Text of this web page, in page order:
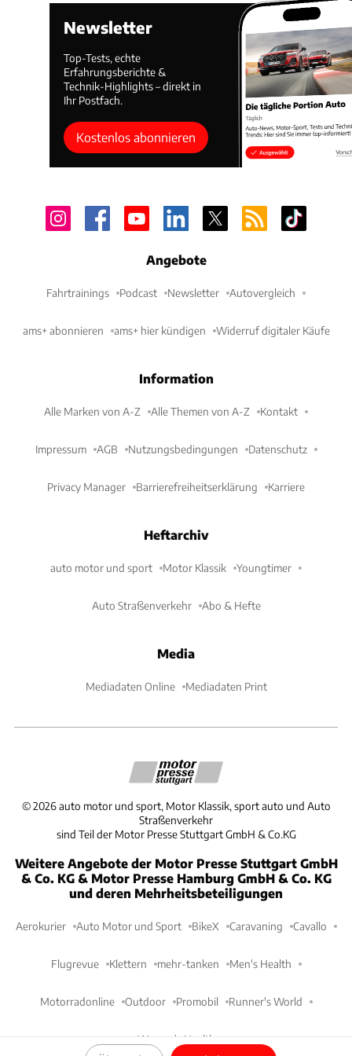
Newsletter
Top-Tests, echte
Erfahrungsberichte &
Technik-Highlights – direkt in
Ihr Postfach.
Kostenlos abonnieren
Angebote
Fahrtrainings Podcast Newsletter Autovergleich
ams+ abonnieren ams+ hier kündigen Widerruf digitaler Käufe
Information
Alle Marken von A-Z Alle Themen von A-Z Kontakt
Impressum AGB Nutzungsbedingungen Datenschutz
Privacy Manager Barrierefreiheitserklärung Karriere
Heftarchiv
auto motor und sport Motor Klassik Youngtimer
Auto Straßenverkehr Abo & Hefte
Media
Mediadaten Online Mediadaten Print
©2026 auto motor und sport, Motor Klassik, sport auto und Auto
Straßenverkehr
sind Teil der Motor Presse Stuttgart GmbH & Co.KG
Weitere Angebote der Motor Presse Stuttgart GmbH
& Co. KG & Motor Presse Hamburg GmbH & Co. KG
und deren Mehrheitsbeteiligungen
Aerokurier Auto Motor und Sport BikeX Caravaning Cavallo
Flugrevue Klettern mehr-tanken Men's Health
Motorradonline Outdoor Promobil Runner's World
Women's Health